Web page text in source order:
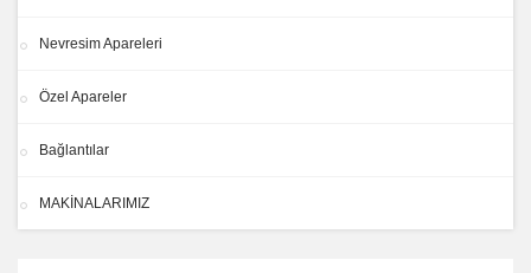
Nevresim Apareleri
Özel Apareler
Bağlantılar
MAKİNALARIMIZ